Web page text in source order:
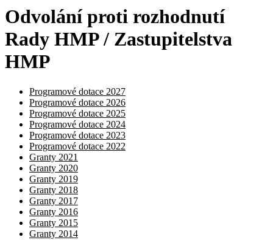
Odvolání proti rozhodnutí
Rady HMP / Zastupitelstva
HMP
Programové dotace 2027
Programové dotace 2026
Programové dotace 2025
Programové dotace 2024
Programové dotace 2023
Programové dotace 2022
Granty 2021
Granty 2020
Granty 2019
Granty 2018
Granty 2017
Granty 2016
Granty 2015
Granty 2014